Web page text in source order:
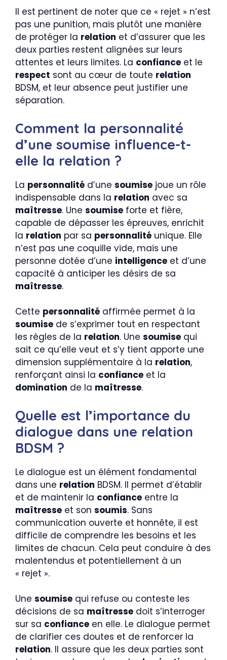
Il est pertinent de noter que ce « rejet » n’est
pas une punition, mais plutôt une manière
de protéger la relation et d’assurer que les
deux parties restent alignées sur leurs
attentes et leurs limites. La confiance et le
respect sont au cœur de toute relation
BDSM, et leur absence peut justifier une
séparation.
Comment la personnalité
d’une soumise influence-t-
elle la relation ?
La personnalité d’une soumise joue un rôle
indispensable dans la relation avec sa
maîtresse. Une soumise forte et fière,
capable de dépasser les épreuves, enrichit
la relation par sa personnalité unique. Elle
n’est pas une coquille vide, mais une
personne dotée d’une intelligence et d’une
capacité à anticiper les désirs de sa
maîtresse.
Cette personnalité affirmée permet à la
soumise de s’exprimer tout en respectant
les règles de la relation. Une soumise qui
sait ce qu’elle veut et s’y tient apporte une
dimension supplémentaire à la relation,
renforçant ainsi la confiance et la
domination de la maîtresse.
Quelle est l’importance du
dialogue dans une relation
BDSM ?
Le dialogue est un élément fondamental
dans une relation BDSM. Il permet d’établir
et de maintenir la confiance entre la
maîtresse et son soumis. Sans
communication ouverte et honnête, il est
difficile de comprendre les besoins et les
limites de chacun. Cela peut conduire à des
malentendus et potentiellement à un
« rejet ».
Une soumise qui refuse ou conteste les
décisions de sa maîtresse doit s’interroger
sur sa confiance en elle. Le dialogue permet
de clarifier ces doutes et de renforcer la
relation. Il assure que les deux parties sont